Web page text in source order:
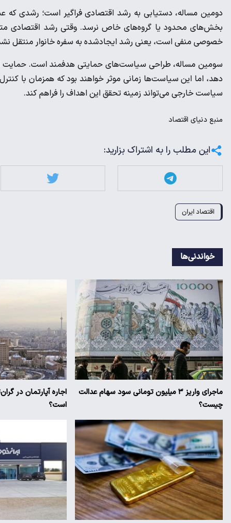
دومین مساله، دستیابی به رشد اقتصادی فراگیر است؛ رشدی که
خصوصی منفی است، یعنی رشد ایجادشده به سفره خانوار منتقل
سومین مساله، طراحی سیاست‌های حمایتی هدفمند است. حمایت
دهد، اما این سیاست‌ها زمانی موثر خواهند بود که همزمان با
سیاست خارجی می‌تواند زمینه تحقق این اهداف را فراهم کند.
منبع دنیای اقتصاد
این مطلب را به اشتراک بزارید:
اقتصاد ایران
خواندنی‌ها
ماجرای واریز ۳ میلیون تومانی سود سهام عدالت
چیست؟
اجاره آپارتمان در
است؟